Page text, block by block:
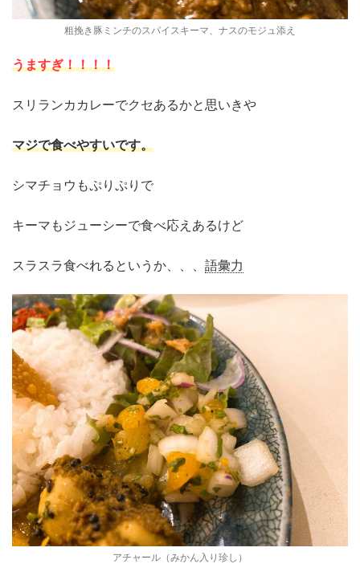
粗挽き豚ミンチのスパイスキーマ、ナスのモジュ添え
うますぎ！！！！
スリランカカレーでクセあるかと思いきや
マジで食べやすいです。
シマチョウもぷりぷりで
キーマもジューシーで食べ応えあるけど
スラスラ食べれるというか、、、 語彙力
アチャール（みかん入り珍し）